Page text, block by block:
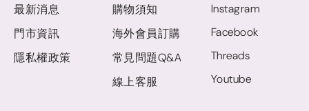
最新消息
門市資訊
隱私權政策
購物須知
海外會員訂購
常見問題Q&A
線上客服
Instagram
Facebook
Threads
Youtube